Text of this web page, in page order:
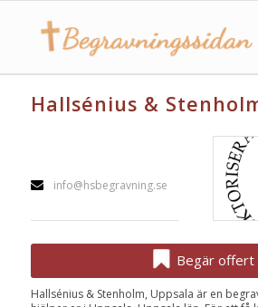
Hallsénius &
info@hsbegravning.se
Begär offert
Hallsénius & Stenholm, Uppsala är en